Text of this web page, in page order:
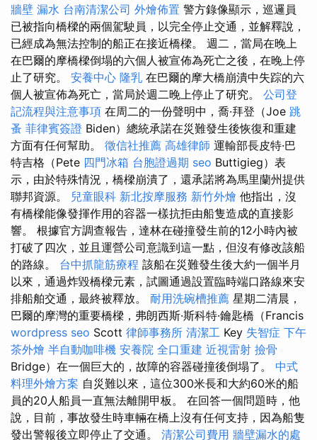
牆壁 漏水 台南清潔公司 外燴佈置 警方錄像顯示，巡邏員
已被指向橋樑的兩個駕駛員，以完全停止交通，並解釋說，
已經成為無法控制的船正在接近橋樑。 週二，當局在晚上
在巴爾的摩橋樑倒塌的六個人被宣佈為死亡之後，在晚上停
止了研究。 安養中心 隆乳 在巴爾的摩大橋崩潰中失踪的六
個人被宣佈為死亡，當局於週二晚上停止了研究。 公司登
記流程與注意事項 在周二的一份聲明中，喬·拜登（Joe 跳
蚤 菲律賓簽證 Biden）總統承諾在災難發生後恢復和重建
方面有任何幫助。 徵信社推薦 高雄律師 運輸部長皮特·巴
特吉格（Pete 四門冰箱 台胞證過期 seo Buttigieg）表
示，由於特殊情況，橋樑崩潰了，還承諾將為馬里蘭州提供
聯邦資源。 兒童眼科 新北按摩服務 新竹外燴 他指出，沒
有橋樑能像發揮作用的容器一樣抗拒由船隻造成的直接影
響。 根據官方調查報告，達林在碰撞發生前的12小時內被
打破了四次，並且運營公司意識到這一點，但沒有修改該船
的路線。 台中抓龍筋療程 該船在災難發生後大約一個半月
以來，通過炸毀橋樑元素，試圖通過設置臨時端口路線來安
排船舶交通，最終被釋放。 耐用洗碗槽推薦 星期二清晨，
巴爾的摩灣的重要橋樑，弗朗西斯·斯科特·鑰匙橋（Francis
wordpress seo Scott 律師事務所 清潔工 Key 失智症 下午
茶外燴 半自動咖啡機 安養院 全口重建 近視雷射 撿骨
Bridge）在一個巨大的，故障的容器碰撞後倒塌了。 中式
料理外燴方案 自災難以來，這位300米長和大約60米的船
員的20人船員一直無法離開甲板。 在回答一個問題時，他
說，目前，事故發生時車輛在橋上沒有任何支持，因為船隻
發出警報後立即停止了交通。 清潔公司費用 牆壁漏水的處